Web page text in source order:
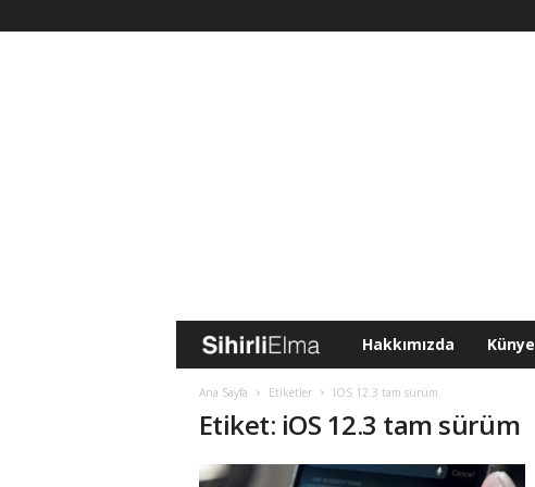
i
h
Hakkımızda Künye
Ana Sayfa Etiketler IOS 12.3 tam sürüm
Etiket: iOS 12.3 tam sürüm